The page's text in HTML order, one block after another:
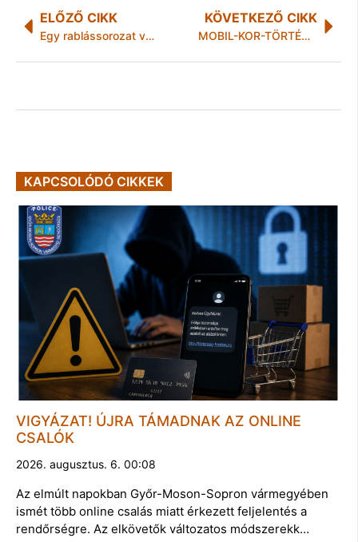
ELŐZŐ CIKK
Egy rablássorozat vége
KÖVETKEZŐ CIKK
MOBIL-KOR-TÖRTÉNET – időszakos kiállítás Mobilkor Alapítvány gyűjteményéből
KAPCSOLÓDÓ CIKKEK
VIGYÁZAT! ÚJRA TÁMADNAK AZ ONLINE
CSALÓK
2026. augusztus. 6. 00:08
Az elmúlt napokban Győr-Moson-Sopron vármegyében
ismét több online csalás miatt érkezett feljelentés a
rendőrségre. Az elkövetők változatos módszerekk…